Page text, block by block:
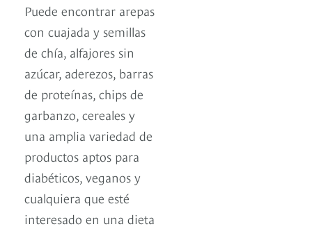
Puede encontrar arepas
con cuajada y semillas
de chía, alfajores sin
azúcar, aderezos, barras
de proteínas, chips de
garbanzo, cereales y
una amplia variedad de
productos aptos para
diabéticos, veganos y
cualquiera que esté
interesado en una dieta